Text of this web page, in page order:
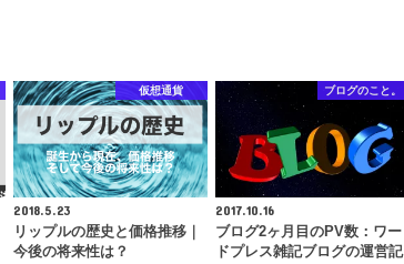
仮想通貨
2018.5.23
リップルの歴史と価格推移｜
今後の将来性は？
ブログのこと。
2017.10.16
ブログ2ヶ月目のPV数：ワー
ドプレス雑記ブログの運営記